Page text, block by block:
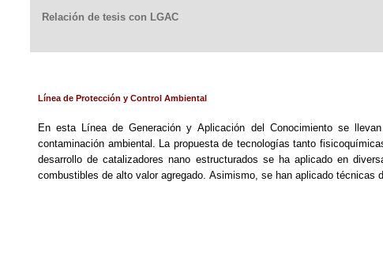
Relación de tesis con LGAC
Línea de Protección y Control Ambiental
En esta Línea de Generación y Aplicación del Conocimiento se
contaminación ambiental. La propuesta de tecnologías tanto
desarrollo de catalizadores nano estructurados se ha aplicado en
combustibles de alto valor agregado. Asimismo, se han aplicado